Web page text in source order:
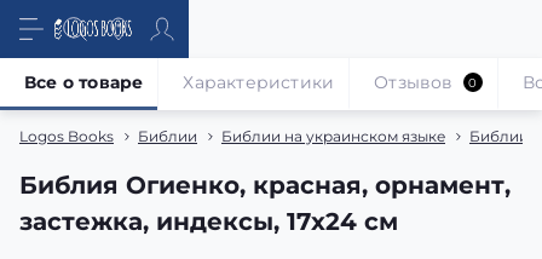
Logos Books Библии Библии на украинском языке Библии
Библия Огиенко, красная, орнамент,
застежка, индексы, 17х24 см
Все о товаре Характеристики Отзывов 0